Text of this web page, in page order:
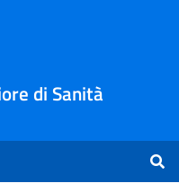
di Sanità